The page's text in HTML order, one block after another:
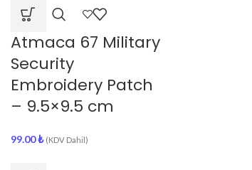
Atmaca 67 Military
Security
Embroidery Patch
– 9.5×9.5 cm
99.00₺ (KDV Dahil)